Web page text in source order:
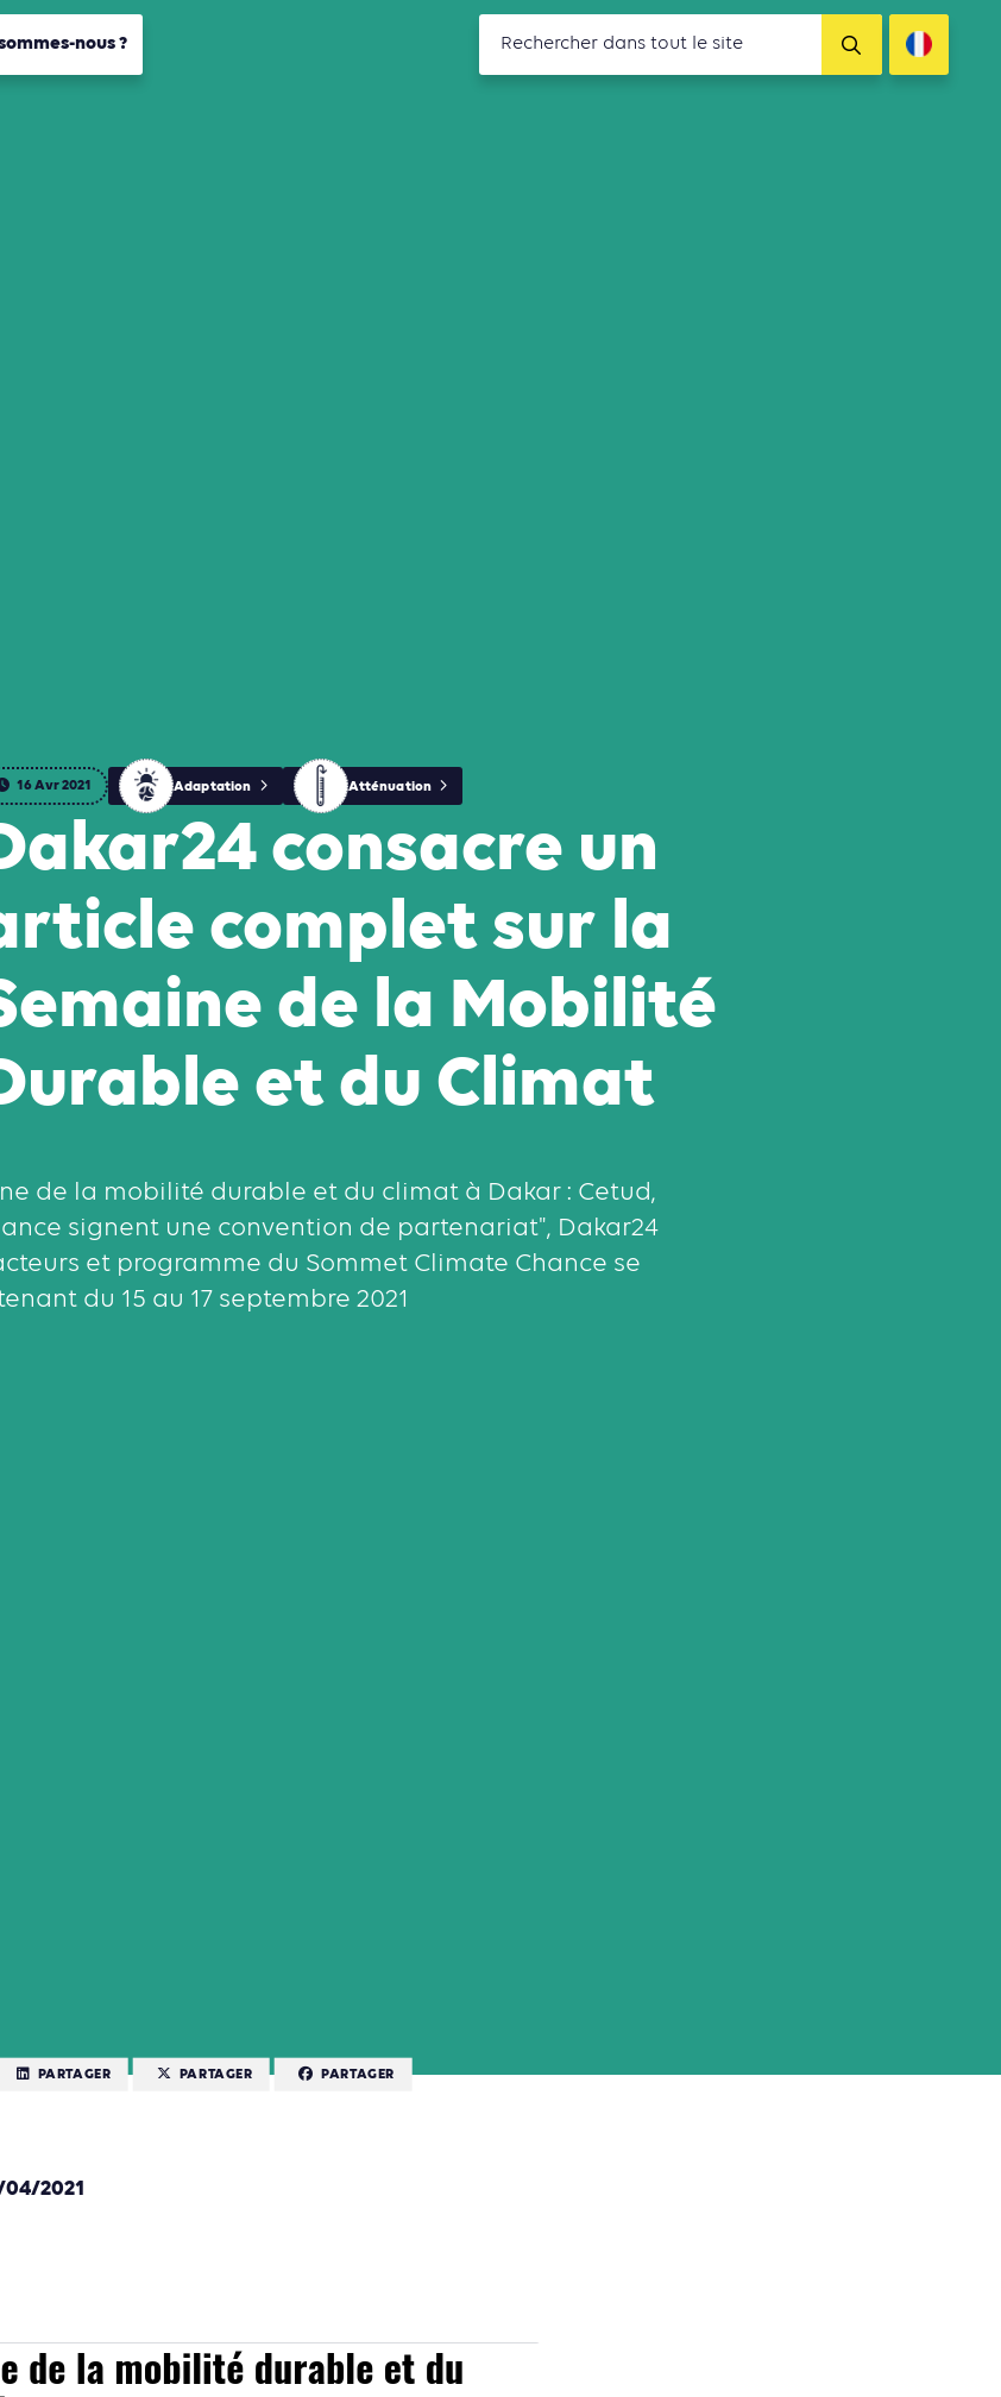
nous ?
16 Avr 2021 Adaptation Atténuation
consacre un
complet sur la
de la Mobilité
et du Climat
de la mobilité durable et du climat à Dakar : Cetud,
signent une convention de partenariat", Dakar24
et programme du Sommet Climate Chance se
du 15 au 17 septembre 2021
PARTAGER PARTAGER PARTAGER
04/2021